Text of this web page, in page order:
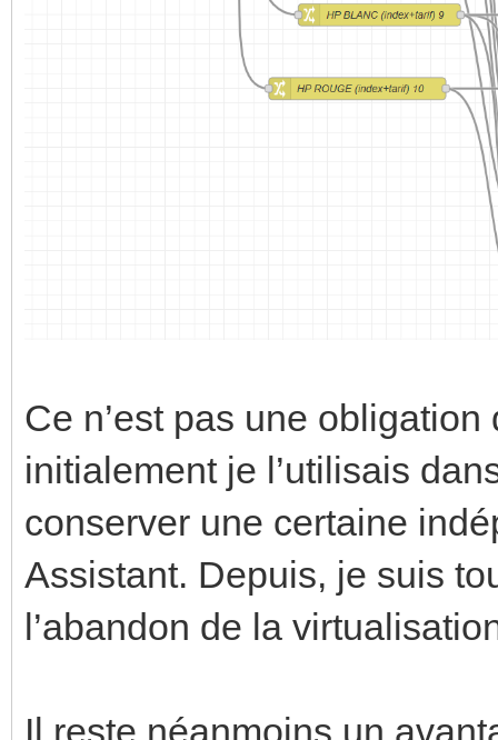
Ce n’est pas une
initialement je l’utilisais
conserver une certaine
Assistant. Depuis, je suis
l’abandon de la
Il reste néanmoins un